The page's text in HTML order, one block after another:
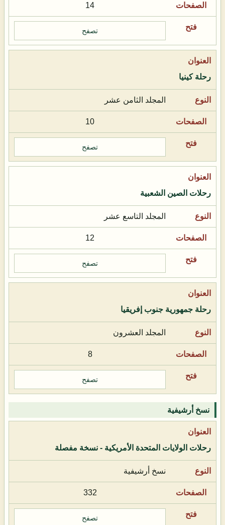
14
تصفح
رحلة كينيا
المجلد الثامن عشر
10
تصفح
رحلات الصين الشعبية
المجلد التاسع عشر
12
تصفح
رحلة جمهورية جنوب إفريقيا
المجلد العشرون
8
تصفح
نسخ أرشيفية
رحلات الولايات المتحدة الأمريكية - نسخة مفصلة
نسخ أرشيفية
332
تصفح